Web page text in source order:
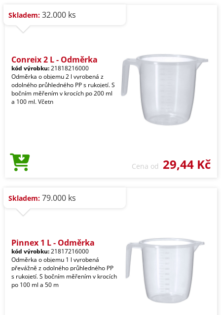
Skladem: 32.000 ks
Conreix 2 L - Odměrka
kód výrobku:21818216000
Odměrka o objemu 2 l vyrobená z
odolného průhledného PP s rukojetí. S
bočním měřením v krocích po 200 ml
a 100 ml. Včetn
Cena od 29,44 Kč
Skladem: 79.000 ks
Pinnex 1 L - Odměrka
kód výrobku:21817216000
Odměrka o objemu 1 l vyrobená
převážně z odolného průhledného PP
s rukojetí. S bočním měřením v krocích
po 100 ml a 50 m